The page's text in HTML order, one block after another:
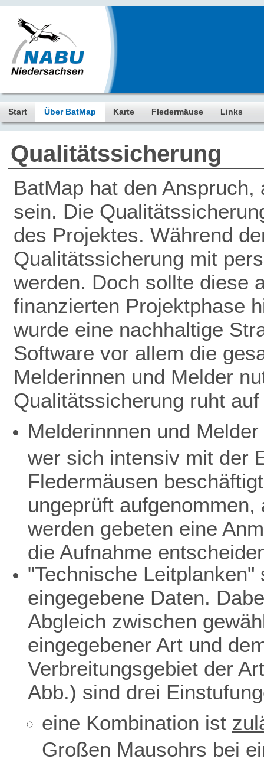
Start Über BatMap Karte Fledermäuse Links
Qualitätssicherung
BatMap hat den
sein. Die
des Projektes. Während
Qualitätssicherung mit
werden. Doch sollte diese
finanzierten Projektphase
wurde eine nachhaltige
Software vor allem die
Melderinnen und Melder
Qualitätssicherung ruht
Melderinnnen und
wer sich intensiv mit der
Fledermäusen
ungeprüft
werden gebeten eine
die Aufnahme
"Technische
eingegebene Daten.
Abgleich zwischen
eingegebener Art und
Verbreitungsgebiet der
Abb.) sind drei
eine Kombination ist
Großen Mausohrs bei